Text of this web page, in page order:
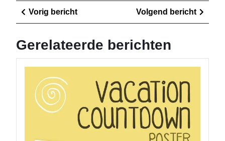
Berichtnavigatie
Vorig berichtVorig
bericht
Volgend bericht
bericht
Gerelateerde berichten